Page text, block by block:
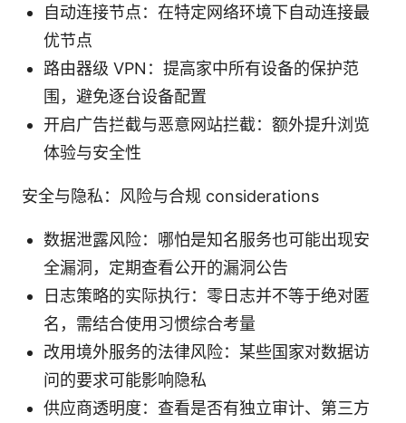
自动连接节点：在特定网络环境下自动连接最
优节点
路由器级 VPN：提高家中所有设备的保护范
围，避免逐台设备配置
开启广告拦截与恶意网站拦截：额外提升浏览
体验与安全性
安全与隐私：风险与合规 considerations
数据泄露风险：哪怕是知名服务也可能出现安
全漏洞，定期查看公开的漏洞公告
日志策略的实际执行：零日志并不等于绝对匿
名，需结合使用习惯综合考量
改用境外服务的法律风险：某些国家对数据访
问的要求可能影响隐私
供应商透明度：查看是否有独立审计、第三方